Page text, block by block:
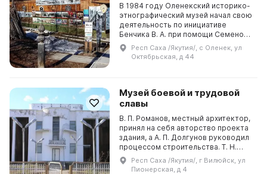
В 1984 году Оленекский историко-
этнографический музей начал свою
деятельность по инициативе
Бенчика В. А. при помощи Семенова
Х. Н. (кандидата технических наук) и
Архипова Н. Д. (кандидата
исторически...
Респ Саха /Якутия/, с Оленек, ул
Октябрьская, д 44
Музей боевой и трудовой
славы
В. П. Романов, местный архитектор,
принял на себя авторство проекта
здания, а А. П. Долгунов руководил
процессом строительства. Т. Н.
Афанасьева, работник музея,
составила план экспозиции, а Н. Н.
Респ Саха /Якутия/, г Вилюйск, ул
Пионерская, д 4